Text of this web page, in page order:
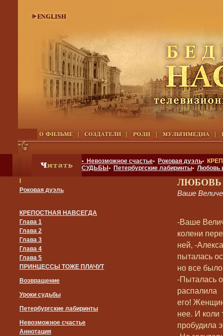
• Невозможное счастье• Роковая дуэль•
СУДЬБЫ • Петербургские лабиринты• Любовь
Роковая дуэль
КРЕПОСТНАЯ НАВСЕГДА
Глава 1
Глава 2
Глава 3
Глава 4
Глава 5
ПРИНЦЕССЫ ТОЖЕ ПЛАЧУТ
Возвращение
Уроки судьбы
Петербургские лабиринты
Невозможное счастье
Аннотация
ЛЮБОВЬ
Ваше
-Ваше
колени
ней, -
пыталась
но все
-Пыталась
распалила
его!
нее. И коли
пробудила